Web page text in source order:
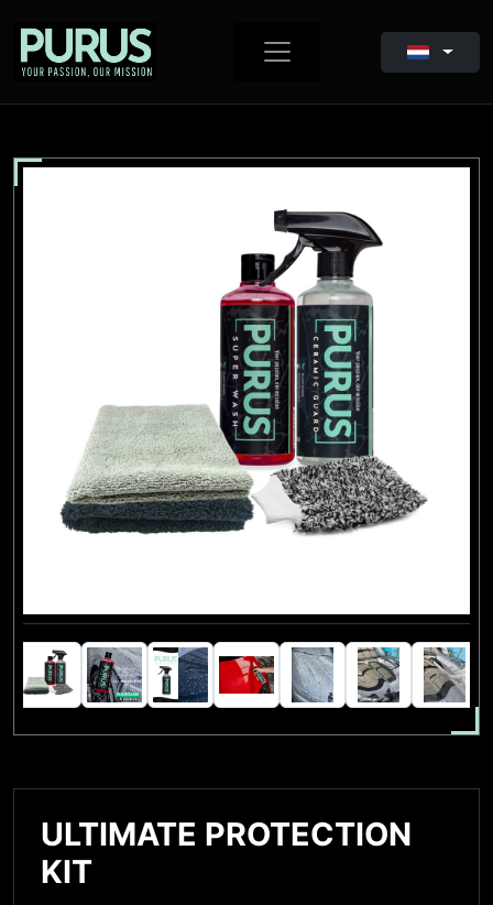
ULTIMATE PROTECTION
KIT